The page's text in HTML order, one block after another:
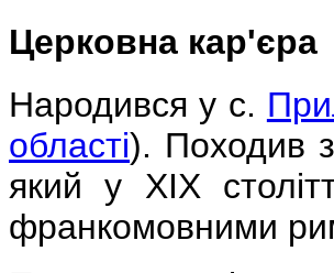
Церковна кар'єра
Народився у с.
області). Походив
який у XIX
франкомовними